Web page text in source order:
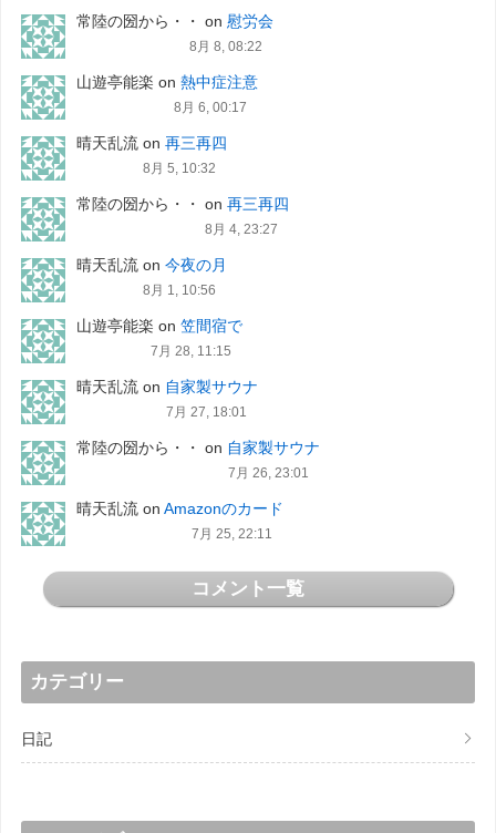
常陸の圀から・・ on 慰労会
8月 8, 08:22
山遊亭能楽 on 熱中症注意
8月 6, 00:17
晴天乱流on 再三再四
8月 5, 10:32
常陸の圀から・・ on 再三再四
8月 4, 23:27
晴天乱流on 今夜の月
8月 1, 10:56
山遊亭能楽 on 笠間宿で
7月 28, 11:15
晴天乱流on 自家製サウナ
7月 27, 18:01
常陸の圀から・・ on 自家製サウナ
7月 26, 23:01
晴天乱流on Amazonのカード
7月 25, 22:11
コメント一覧
カテゴリー
日記